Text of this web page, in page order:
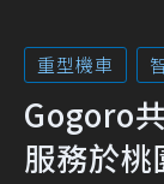
重型機車
Gogoro
服務於桃